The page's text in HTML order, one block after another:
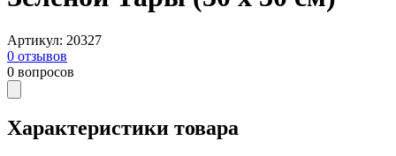
Артикул: 20327
0 отзывов
0 вопросов
Характеристики товара